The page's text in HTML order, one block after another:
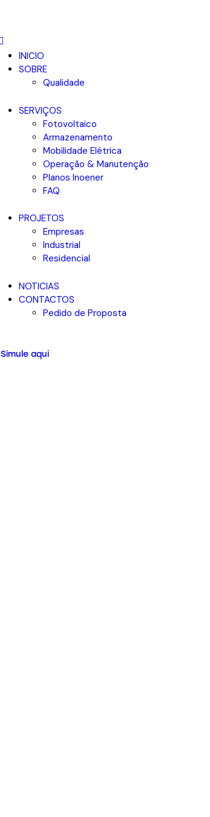
INICIO
SOBRE
Qualidade
SERVIÇOS
Fotovoltaico
Armazenamento
Mobilidade Elétrica
Operação & Manutenção
Planos Inoener
FAQ
PROJETOS
Empresas
Industrial
Residencial
NOTICIAS
CONTACTOS
Pedido de Proposta
Simule aqui